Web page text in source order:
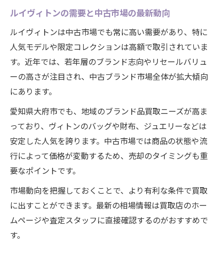
ルイヴィトンの需要と中古市場の最新動向
ルイヴィトンは中古市場でも常に高い需要があり、特に
人気モデルや限定コレクションは高額で取引されていま
す。近年では、若年層のブランド志向やリセールバリュ
ーの高さが注目され、中古ブランド市場全体が拡大傾向
にあります。
愛知県大府市でも、地域のブランド品買取ニーズが高ま
っており、ヴィトンのバッグや財布、ジュエリーなどは
安定した人気を誇ります。中古市場では商品の状態や流
行によって価格が変動するため、売却のタイミングも重
要なポイントです。
市場動向を把握しておくことで、より有利な条件で買取
に出すことができます。最新の相場情報は買取店のホー
ムページや査定スタッフに直接確認するのがおすすめで
す。